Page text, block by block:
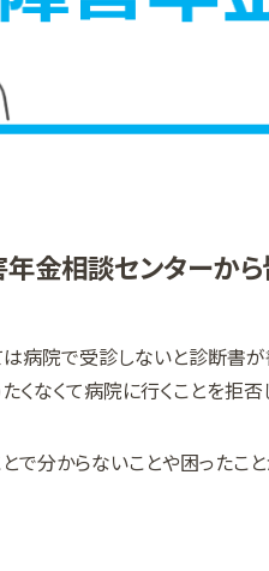
年金相談センターか
病院で受診しないと診断書が
くなくて病院に行くことを拒否
で分からないことや困ったこ